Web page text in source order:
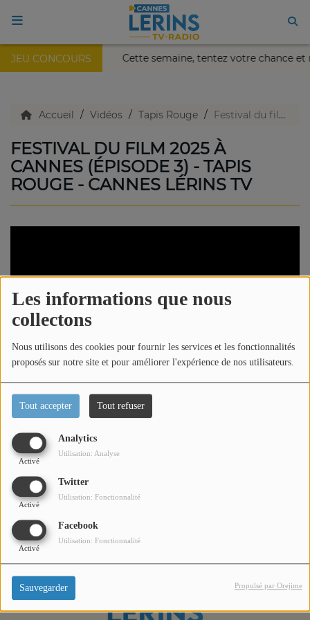
Les informations que nous
collectons
Nous utilisons des cookies pour fournir les services et les fonctionnalités
proposés sur notre site et pour améliorer l'expérience de nos utilisateurs.
Tout accepter Tout refuser
Analytics
Activé
Utilisation: Analyse
Twitter
Activé
Utilisation: Fonctionnalité
Facebook
Activé
Utilisation: Fonctionnalité
Sauvegarder Propulsé par Orejime
JEU CONCOURS
Nikaïa de Nice ! Cette semaine, tentez votre
TV en direct
Replay TV
Titres diffusés
Podcasts
Jeu concours
Contactez-nous
Accueil Vidéos Tapis Rouge Festival du film 2025 à Cannes (épisode 3) - Tapis Rouge - Cannes Lérins TV
FESTIVAL DU FILM 2025 À
CANNES (ÉPISODE 3) - TAPIS
ROUGE - CANNES LÉRINS TV
Plongez dans l’ambiance du Festival du Film 2025 à Cannes
avec ce troisième épisode de Tapis Rouge ! Stars, coulisses,
interviews exclusives… tout commence ici !